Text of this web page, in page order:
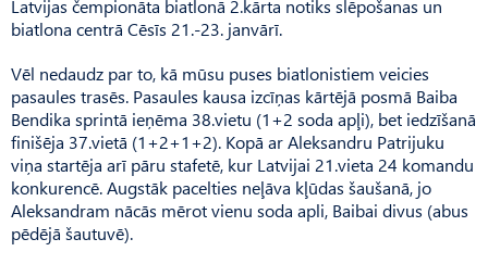
Latvijas čempionāta biatlonā 2.kārta notiks slēpošanas un
biatlona centrā Cēsīs 21.-23. janvārī.
Vēl nedaudz par to, kā mūsu puses biatlonistiem veicies
pasaules trasēs. Pasaules kausa izcīņas kārtējā posmā Baiba
Bendika sprintā ieņēma 38.vietu (1+2 soda apļi), bet iedzīšanā
finišēja 37.vietā (1+2+1+2). Kopā ar Aleksandru Patrijuku
viņa startēja arī pāru stafetē, kur Latvijai 21.vieta 24 komandu
konkurencē. Augstāk pacelties neļāva kļūdas šaušanā, jo
Aleksandram nācās mērot vienu soda apli, Baibai divus (abus
pēdējā šautuvē).